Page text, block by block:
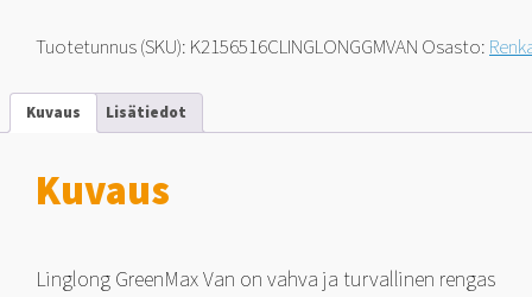
109
Tuotetunnus (SKU): K2156516CLINGLONGGMVAN Osasto:
Kuvaus Lisätiedot
Kuvaus
Linglong GreenMax Van on vahva ja turvallinen rengas